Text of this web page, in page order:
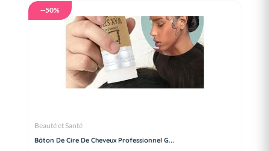
--50%
Beauté et Santé
Bâton De Cire De Cheveux Professionnel G...